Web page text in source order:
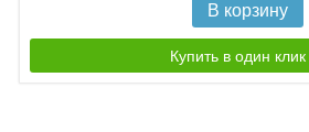
В корзину
Купить в один клик